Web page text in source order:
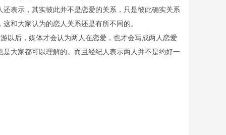
表示，其实彼此并不是恋爱的关系，只是彼此确实关系
和大家认为的恋人关系还是有所不同的。
以后，媒体才会认为两人在恋爱，也才会写成两人恋爱
大家都可以理解的。而且经纪人表示两人并不是约好一